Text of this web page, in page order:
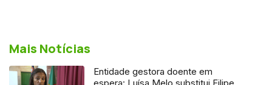
Mais Notícias
Entidade gestora doente em
espera: Luísa Melo substitui Filipe